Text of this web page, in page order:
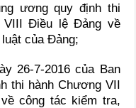
ương quy định thi
VIII Điều lệ Đảng về
luật của Đảng;
26-7-2016 của Ban
thi hành Chương VII
công tác kiểm tra,